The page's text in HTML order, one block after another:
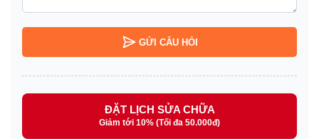
GỬI CÂU HỎI
ĐẶT LỊCH SỬA CHỮA
Giảm tới 10% (Tối đa 50.000đ)